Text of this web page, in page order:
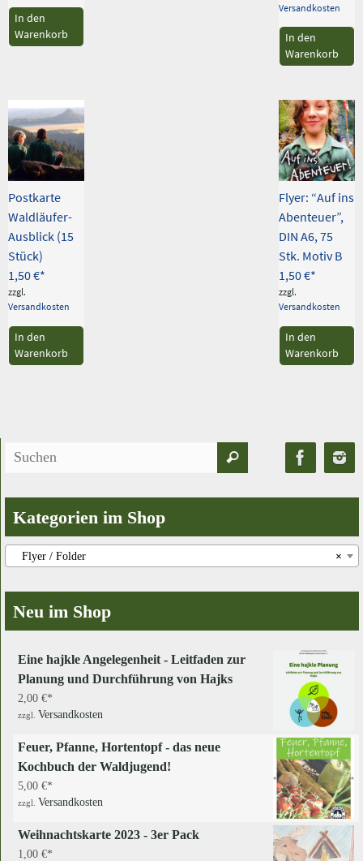
In den
Warenkorb
Versandkosten
In den
Warenkorb
Postkarte
Waldläufer-
Ausblick (15
Stück)
1,50€
zzgl.
Versandkosten
In den
Warenkorb
Flyer: “Auf ins
Abenteuer”,
DIN A6, 75
Stk. Motiv B
1,50€
zzgl.
Versandkosten
In den
Warenkorb
Suchen
Kategorien im Shop
×
Flyer / Folder
Neu im Shop
Eine hajkle Angelegenheit - Leitfaden zur
Planung und Durchführung von Hajks
2,00 €
zzgl. Versandkosten
Feuer, Pfanne, Hortentopf - das neue
Kochbuch der Waldjugend!
5,00 €
zzgl. Versandkosten
Weihnachtskarte 2023 - 3er Pack
1,00 €